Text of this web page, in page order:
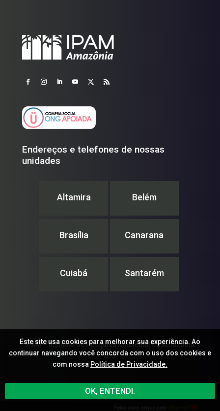
Endereços e telefones de nossas
unidades
Altamira Belém
Brasília Canarana
Cuiabá Santarém
IPAM – Instituto de Pesquisa Ambiental da Amazônia
© ®
Este site usa cookies para melhorar sua experiência. Ao
continuar navegando você concorda com o uso dos cookies e
com nossa Política de Privacidade.
OK, ENTENDI.